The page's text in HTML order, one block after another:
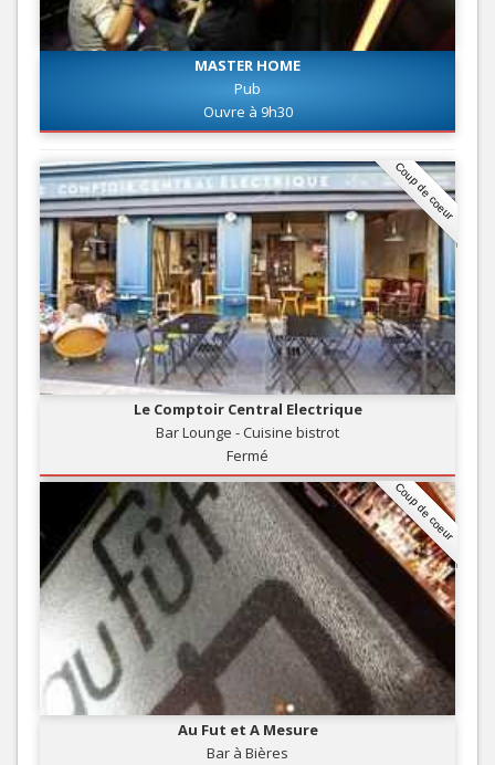
MASTER HOME
Pub
Ouvre à 9h30
Coup de coeur
Le Comptoir Central Electrique
Bar Lounge - Cuisine bistrot
Fermé
Coup de coeur
Au Fut et A Mesure
Bar à Bières